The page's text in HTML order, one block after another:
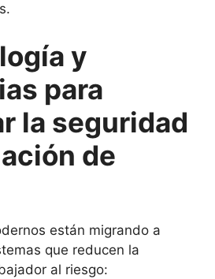
y
para
la seguridad
de
están migrando a
que reducen la
al riesgo: